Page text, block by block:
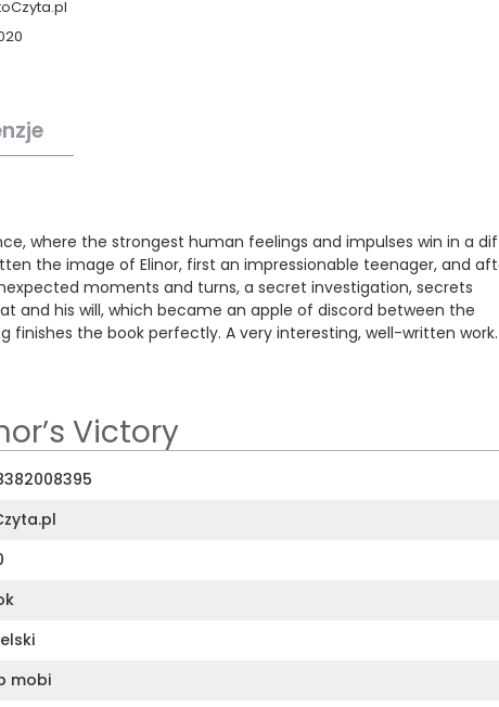
where the strongest human feelings and impulses win in a
the image of Elinor, first an impressionable teenager, and
moments and turns, a secret investigation, secrets
and his will, which became an apple of discord between the
the book perfectly. A very interesting, well-written work.
Victory
mobi